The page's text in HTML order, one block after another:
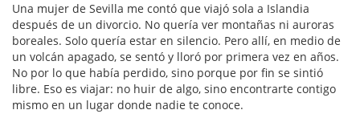
Una mujer de Sevilla me contó que viajó sola a Islandia
después de un divorcio. No quería ver montañas ni auroras
boreales. Solo quería estar en silencio. Pero allí, en medio de
un volcán apagado, se sentó y lloró por primera vez en años.
No por lo que había perdido, sino porque por fin se sintió
libre. Eso es viajar: no huir de algo, sino encontrarte contigo
mismo en un lugar donde nadie te conoce.